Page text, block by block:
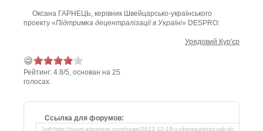
Оксана ГАРНЕЦЬ, керівник Швейцарсько-українського
проекту «Підтримка децентралізації в Україні» DESPRO:
Урядовий Кур'єр
Рейтинг: 4.8/5, основан на 25
голосах.
Ссылка для форумов: